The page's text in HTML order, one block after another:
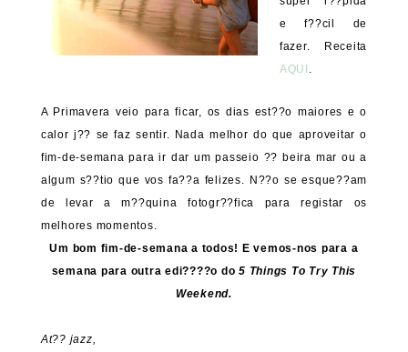
e f??cil de
fazer. Receita
AQUI .
A Primavera veio para ficar, os dias est??o maiores e o
calor j?? se faz sentir. Nada melhor do que aproveitar o
fim-de-semana para ir dar um passeio ?? beira mar ou a
algum s??tio que vos fa??a felizes. N??o se esque??am
de levar a m??quina fotogr??fica para registar os
melhores momentos.
Um bom fim-de-semana a todos! E vemos-nos para a
semana para outra edi????o do5 Things To Try This
Weekend.
At?? jazz,